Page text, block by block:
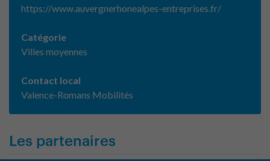
https://www.auvergnerhonealpes-entreprises.fr/
Catégorie
Villes moyennes
Contact local
Valence-Romans Mobilités
Les partenaires